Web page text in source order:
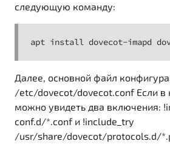
следующую команду:
apt install dovecot-imapd
Далее, основной файл
/etc/dovecot/dovecot.conf Если в
можно увидеть два включения:
conf.d/*.conf и !include_try
/usr/share/dovecot/protocols.d/